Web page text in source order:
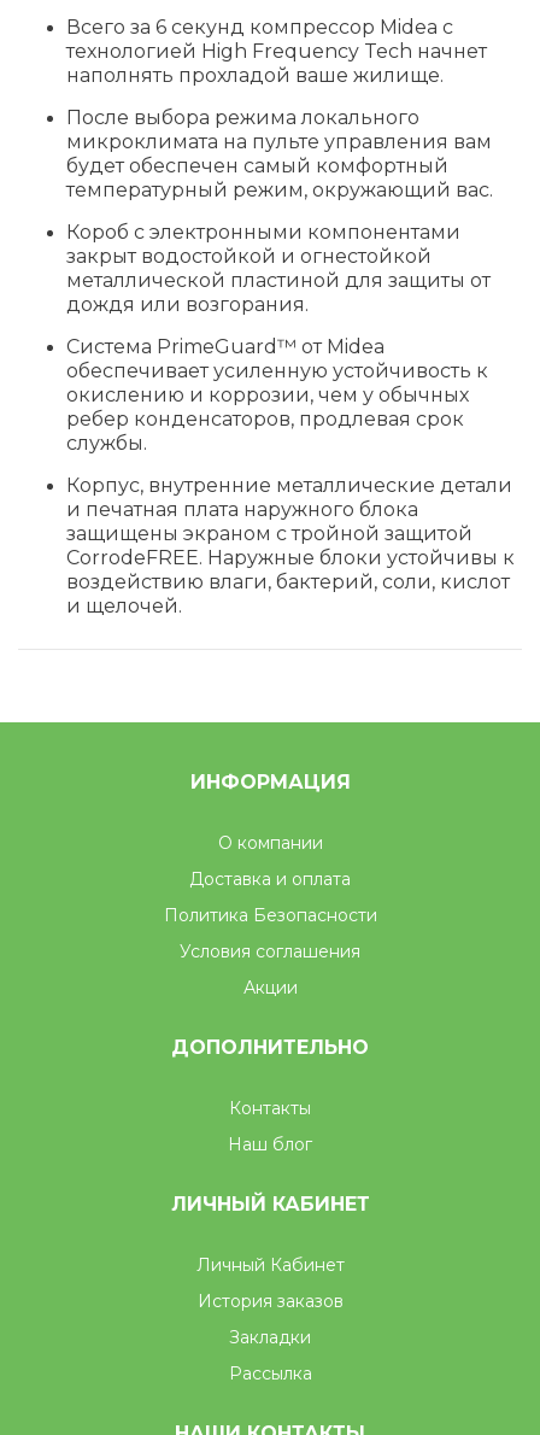
Всего за 6 секунд компрессор Midea с
технологией High Frequency Tech начнет
наполнять прохладой ваше жилище.
После выбора режима локального
микроклимата на пульте управления вам
будет обеспечен самый комфортный
температурный режим, окружающий вас.
Короб с электронными компонентами
закрыт водостойкой и огнестойкой
металлической пластиной для защиты от
дождя или возгорания.
Система PrimeGuard™ от Midea
обеспечивает усиленную устойчивость к
окислению и коррозии, чем у обычных
ребер конденсаторов, продлевая срок
службы.
Корпус, внутренние металлические детали
и печатная плата наружного блока
защищены экраном с тройной защитой
CorrodeFREE. Наружные блоки устойчивы к
воздействию влаги, бактерий, соли, кислот
и щелочей.
ИНФОРМАЦИЯ
О компании
Доставка и оплата
Политика Безопасности
Условия соглашения
Акции
ДОПОЛНИТЕЛЬНО
Контакты
Наш блог
ЛИЧНЫЙ КАБИНЕТ
Личный Кабинет
История заказов
Закладки
Рассылка